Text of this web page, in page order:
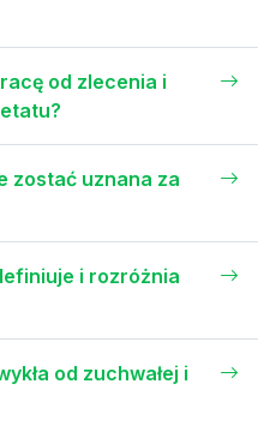
od zlecenia i
zostać uznana za
i rozróżnia
od zuchwałej i